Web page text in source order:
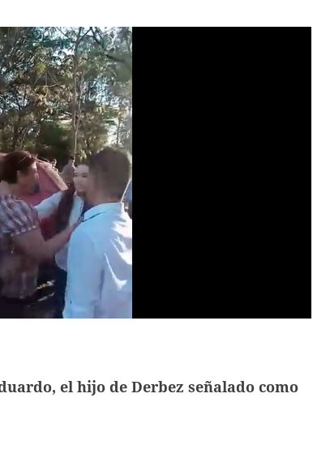
el hijo de Derbez señalado como